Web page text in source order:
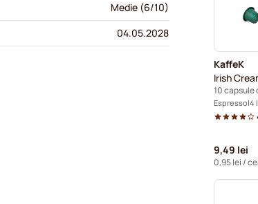
KaffeK
Irish
Espresso 4
9,49 lei
0,95 lei /
Medie (6/10)
04.05.2028